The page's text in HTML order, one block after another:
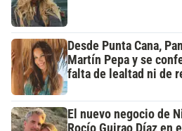
Desde Punta Cana,
Martín Pepa y se
falta de lealtad ni de
El nuevo negocio de